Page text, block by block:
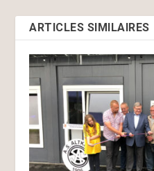
ARTICLES SIMILAIRES